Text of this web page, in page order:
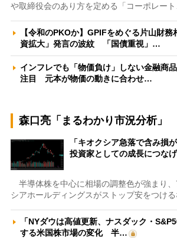
や取締役会のあり方を定める「コーポレート
【令和のPKOか】GPIFをめぐる片山財
資拡大」発言の波紋 「国債重視」…
インフレでも「物価負け」しない金融商
注目 元本が物価の動きに合わせ…
森口亮「まるわかり市況分析」
「キオクシア急落で含み損
投資家としての成長につ
半導体株を中心に相場の調整色が強まり
シアホールディングスがストップ安をつける
「NYダウは高値更新、ナスダック・
する米国株市場の変化 半…